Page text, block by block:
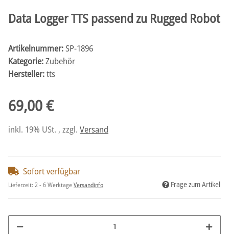
Data Logger TTS passend zu Rugged Robot
Artikelnummer:SP-1896
Kategorie:Zubehör
Hersteller:tts
69,00 €
inkl. 19% USt. , zzgl. Versand
Sofort verfügbar
Lieferzeit: 2 - 6 WerktageVersandinfo Frage zum Artikel